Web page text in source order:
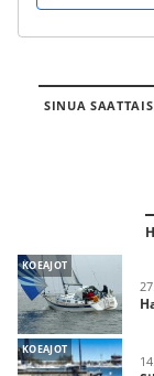
SINUA
KOEAJOT
KOEAJOT